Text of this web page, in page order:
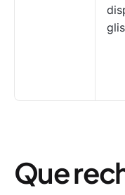
Que